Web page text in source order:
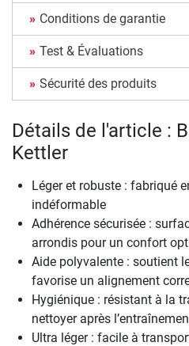
Conditions de garantie
Test & Évaluations
Sécurité des produits
Détails de l'article :
Kettler
Léger et robuste : fabriqué
indéformable
Adhérence sécurisée :
arrondis pour un confort
Aide polyvalente : soutient
favorise un alignement
Hygiénique : résistant à la
nettoyer après
Ultra léger : facile à